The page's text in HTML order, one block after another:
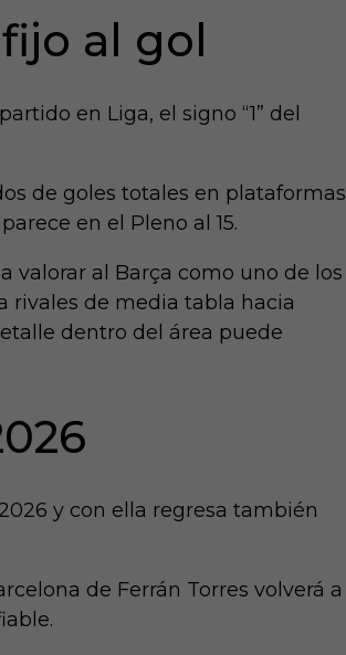
al gol
en Liga, el signo “1” del
de goles totales en plataformas
en el Pleno al 15.
valorar al Barça como uno de los
rivales de media tabla hacia
dentro del área puede
y con ella regresa también
de Ferrán Torres volverá a